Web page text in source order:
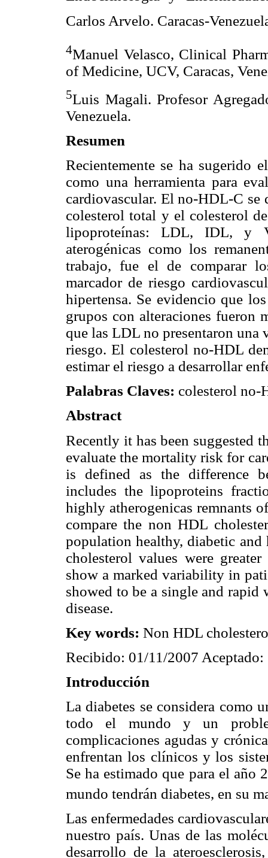
Carlos Arvelo. Caracas-
4Manuel Velasco, Clinical
of Medicine, UCV, Caracas,
5Luis Magali. Profesor
Venezuela.
Resumen
Recientemente se ha sugerido
como una herramienta para
cardiovascular. El no-HDL-C se
colesterol total y el colesterol
lipoproteínas: LDL, IDL, y
aterogénicas como los
trabajo, fue el de comparar
marcador de riesgo
hipertensa. Se evidencio que
grupos con alteraciones fueron
que las LDL no presentaron una
riesgo. El colesterol no-HDL
estimar el riesgo a desarrollar
Palabras Claves: colesterol no-
Abstract
Recently it has been suggested
evaluate the mortality risk for
is defined as the difference
includes the lipoproteins
highly atherogenicas remnants
compare the non HDL
population healthy, diabetic
cholesterol values were
show a marked variability in
showed to be a single and
disease.
Key words: Non HDL
Recibido: 01/11/2007
Introducción
La diabetes se considera como
todo el mundo y un
complicaciones agudas y
enfrentan los clínicos y los
Se ha estimado que para el año
mundo tendrán diabetes, en su
Las enfermedades
nuestro país. Unas de las
desarrollo de la